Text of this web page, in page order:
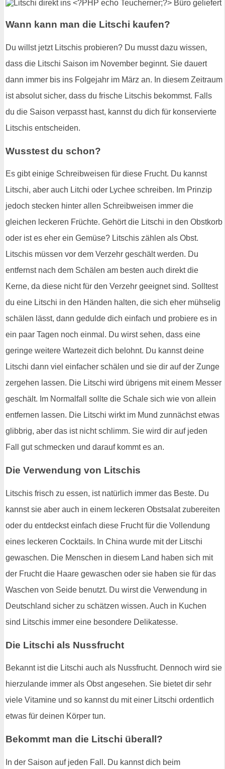
Wann kann man die Litschi kaufen?
Du willst jetzt Litschis probieren? Du musst dazu wissen,
dass die Litschi Saison im November beginnt. Sie dauert
dann immer bis ins Folgejahr im März an. In diesem Zeitraum
ist absolut sicher, dass du frische Litschis bekommst. Falls
du die Saison verpasst hast, kannst du dich für konservierte
Litschis entscheiden.
Wusstest du schon?
Es gibt einige Schreibweisen für diese Frucht. Du kannst
Litschi, aber auch Litchi oder Lychee schreiben. Im Prinzip
jedoch stecken hinter allen Schreibweisen immer die
gleichen leckeren Früchte. Gehört die Litschi in den Obstkorb
oder ist es eher ein Gemüse? Litschis zählen als Obst.
Litschis müssen vor dem Verzehr geschält werden. Du
entfernst nach dem Schälen am besten auch direkt die
Kerne, da diese nicht für den Verzehr geeignet sind. Solltest
du eine Litschi in den Händen halten, die sich eher mühselig
schälen lässt, dann gedulde dich einfach und probiere es in
ein paar Tagen noch einmal. Du wirst sehen, dass eine
geringe weitere Wartezeit dich belohnt. Du kannst deine
Litschi dann viel einfacher schälen und sie dir auf der Zunge
zergehen lassen. Die Litschi wird übrigens mit einem Messer
geschält. Im Normalfall sollte die Schale sich wie von allein
entfernen lassen. Die Litschi wirkt im Mund zunnächst etwas
glibbrig, aber das ist nicht schlimm. Sie wird dir auf jeden
Fall gut schmecken und darauf kommt es an.
Die Verwendung von Litschis
Litschis frisch zu essen, ist natürlich immer das Beste. Du
kannst sie aber auch in einem leckeren Obstsalat zubereiten
oder du entdeckst einfach diese Frucht für die Vollendung
eines leckeren Cocktails. In China wurde mit der Litschi
gewaschen. Die Menschen in diesem Land haben sich mit
der Frucht die Haare gewaschen oder sie haben sie für das
Waschen von Seide benutzt. Du wirst die Verwendung in
Deutschland sicher zu schätzen wissen. Auch in Kuchen
sind Litschis immer eine besondere Delikatesse.
Die Litschi als Nussfrucht
Bekannt ist die Litschi auch als Nussfrucht. Dennoch wird sie
hierzulande immer als Obst angesehen. Sie bietet dir sehr
viele Vitamine und so kannst du mit einer Litschi ordentlich
etwas für deinen Körper tun.
Bekommt man die Litschi überall?
In der Saison auf jeden Fall. Du kannst dich beim